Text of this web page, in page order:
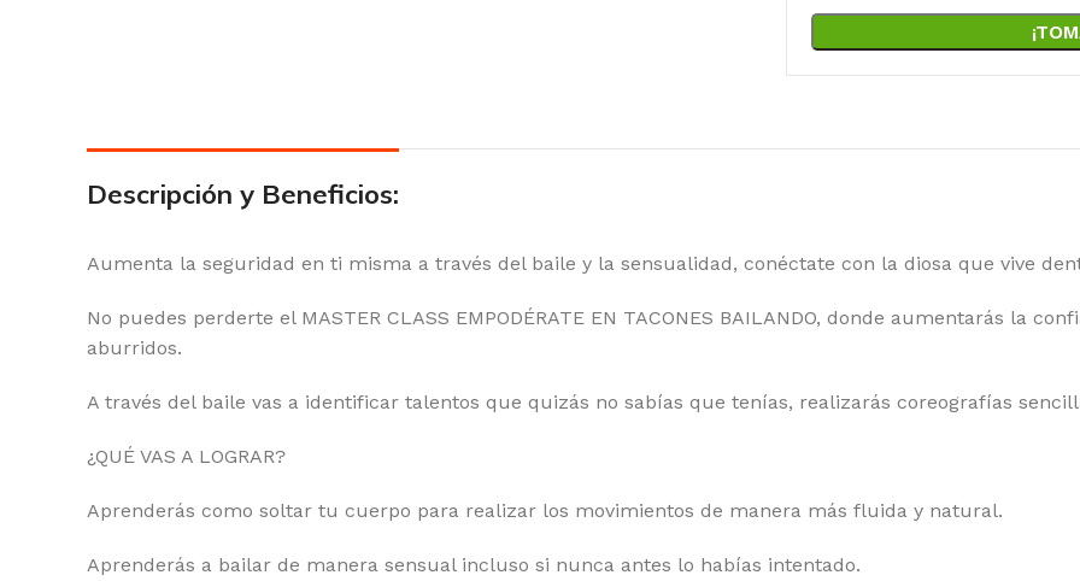
Descripción y Beneficios:
Aumenta la seguridad en ti misma a través del baile y la sensualidad, conéctate con la diosa que vive
No puedes perderte el MASTER CLASS EMPODÉRATE EN TACONES BAILANDO, donde aumentarás la
aburridos.
A través del baile vas a identificar talentos que quizás no sabías que tenías, realizarás coreografías
¿QUÉ VAS A LOGRAR?
Aprenderás como soltar tu cuerpo para realizar los movimientos de manera más fluida y natural.
Aprenderás a bailar de manera sensual incluso si nunca antes lo habías intentado.